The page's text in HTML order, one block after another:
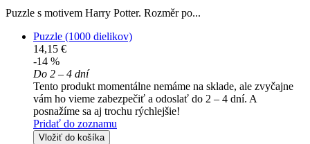
Puzzle s motivem Harry Potter. Rozměr po...
Puzzle (1000 dielikov)
14,15 €
-14 %
Do 2 – 4 dní
Tento produkt momentálne nemáme na sklade, ale zvyčajne
vám ho vieme zabezpečiť a odoslať do 2 – 4 dní. A
posnažíme sa aj trochu rýchlejšie!
Pridať do zoznamu
Vložiť do košíka